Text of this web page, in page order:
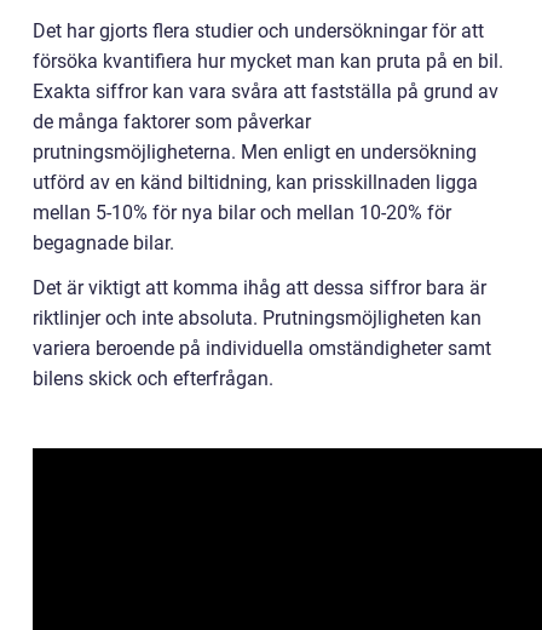
Det har gjorts flera studier och undersökningar för att
försöka kvantifiera hur mycket man kan pruta på en bil.
Exakta siffror kan vara svåra att fastställa på grund av
de många faktorer som påverkar
prutningsmöjligheterna. Men enligt en undersökning
utförd av en känd biltidning, kan prisskillnaden ligga
mellan 5-10% för nya bilar och mellan 10-20% för
begagnade bilar.
Det är viktigt att komma ihåg att dessa siffror bara är
riktlinjer och inte absoluta. Prutningsmöjligheten kan
variera beroende på individuella omständigheter samt
bilens skick och efterfrågan.